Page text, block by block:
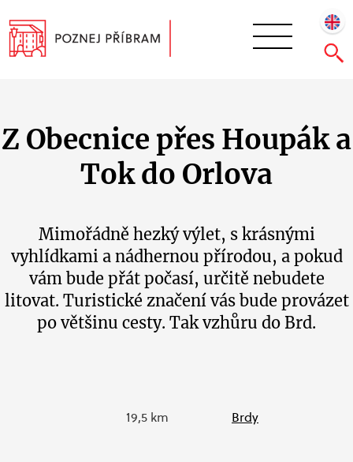
Z Obecnice přes Houpák a
Tok do Orlova
Mimořádně hezký výlet, s krásnými
vyhlídkami a nádhernou přírodou, a pokud
vám bude přát počasí, určitě nebudete
litovat. Turistické značení vás bude provázet
po většinu cesty. Tak vzhůru do Brd.
19,5 km Brdy